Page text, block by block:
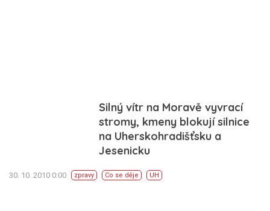
Silný vítr na Moravě vyvrací
stromy, kmeny blokují silnice
na Uherskohradišťsku a
Jesenicku
30. 10. 2010 0:00 zpravy Co se děje UH